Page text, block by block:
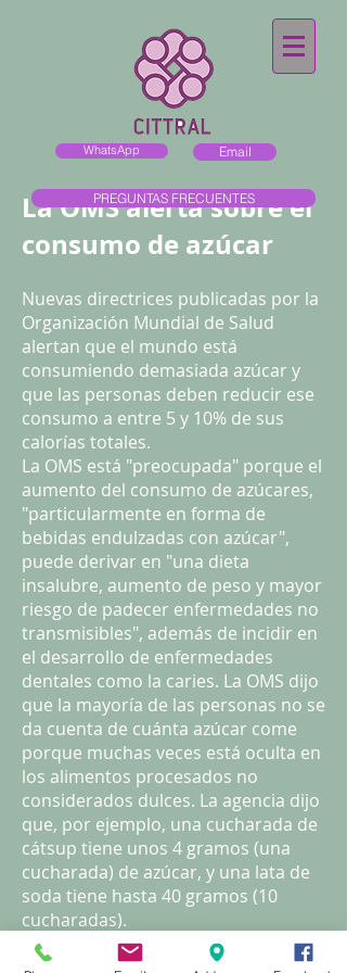
WhatsApp Email
PREGUNTAS FRECUENTES
La OMS alerta sobre el
consumo de azúcar
Nuevas directrices publicadas por la
Organización Mundial de Salud
alertan que el mundo está
consumiendo demasiada azúcar y
que las personas deben reducir ese
consumo a entre 5 y 10% de sus
calorías totales.
La OMS está "preocupada" porque el
aumento del consumo de azúcares,
"particularmente en forma de
bebidas endulzadas con azúcar",
puede derivar en "una dieta
insalubre, aumento de peso y mayor
riesgo de padecer enfermedades no
transmisibles", además de incidir en
el desarrollo de enfermedades
dentales como la caries. La OMS dijo
que la mayoría de las personas no se
da cuenta de cuánta azúcar come
porque muchas veces está oculta en
los alimentos procesados no
considerados dulces. La agencia dijo
que, por ejemplo, una cucharada de
cátsup tiene unos 4 gramos (una
cucharada) de azúcar, y una lata de
soda tiene hasta 40 gramos (10
cucharadas).
"Tenemos evidencia firme de que
mantener azúcares agregadas en